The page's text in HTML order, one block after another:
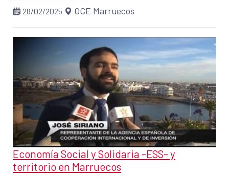
28/02/2025 OCE Marruecos
Economía Social y Solidaria -ESS- y
territorio en Marruecos